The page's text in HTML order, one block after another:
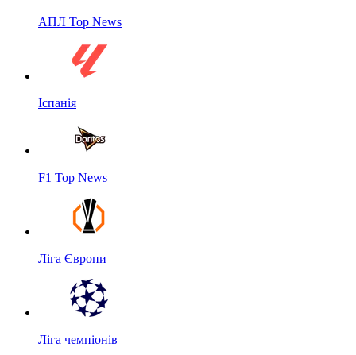
АПЛ Top News
Іспанія
F1 Top News
Ліга Європи
Ліга чемпіонів